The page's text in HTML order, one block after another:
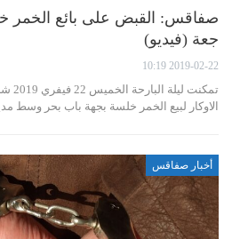
جعة (فيديو)
2019-02-22 10:19
الاوكار لبيع الخمر خلسة بجهة باب بحر وسط
أخبار صفاقس